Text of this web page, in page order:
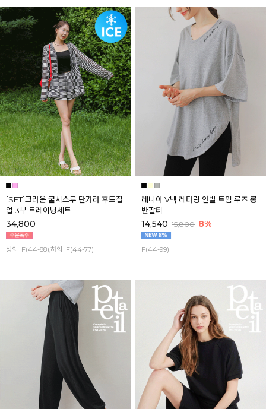
[SET]크라운 쿨시스루 단가라 후드집
업 3부 트레이닝세트
34,800
상의_F(44-88),하의_F(44-77)
레니아 V넥 레터링 언발 트임 루즈 롱
반팔티
14,540 15,800 8%
F(44-99)